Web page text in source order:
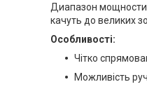
Диапазон
качуть до великих
Особливості:
Чітко
Можливість